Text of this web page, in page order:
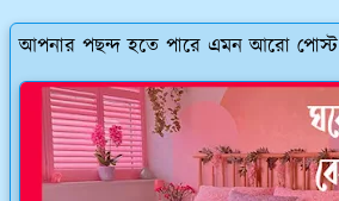
আপনার পছন্দ হতে পারে এমন আরো পোস্ট